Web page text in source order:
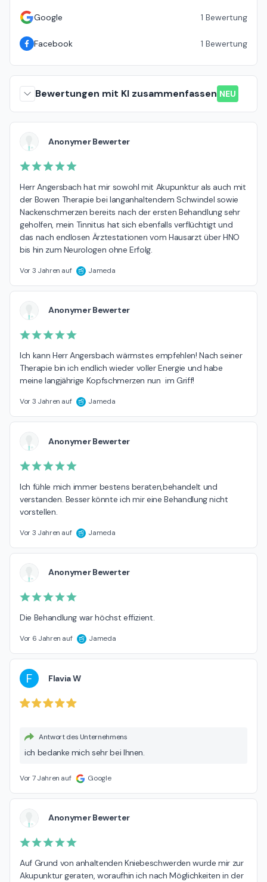
Google 1 Bewertung
Facebook 1 Bewertung
Bewertungen mit KI zusammenfassen NEU
Anonymer Bewerter
Herr Angersbach hat mir sowohl mit Akupunktur als auch mit
der Bowen Therapie bei langanhaltendem Schwindel sowie
Nackenschmerzen bereits nach der ersten Behandlung sehr
geholfen, mein Tinnitus hat sich ebenfalls verflüchtigt und
das nach endlosen Ärztestationen vom Hausarzt über HNO
bis hin zum Neurologen ohne Erfolg.
Vor 3 Jahren auf Jameda
Anonymer Bewerter
Ich kann Herr Angersbach wärmstes empfehlen! Nach seiner
Therapie bin ich endlich wieder voller Energie und habe
meine langjährige Kopfschmerzen nun  im Griff!
Vor 3 Jahren auf Jameda
Anonymer Bewerter
Ich fühle mich immer bestens beraten,behandelt und
verstanden. Besser könnte ich mir eine Behandlung nicht
vorstellen.
Vor 3 Jahren auf Jameda
Anonymer Bewerter
Die Behandlung war höchst effizient.
Vor 6 Jahren auf Jameda
F Flavia W
Antwort des Unternehmens
ich bedanke mich sehr bei Ihnen.
Vor 7 Jahren auf Google
Anonymer Bewerter
Auf Grund von anhaltenden Kniebeschwerden wurde mir zur
Akupunktur geraten, woraufhin ich nach Möglichkeiten in der